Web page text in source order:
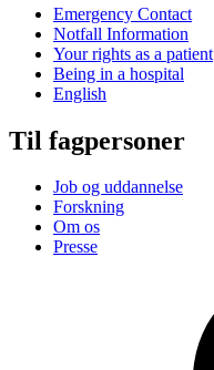
Emergency Contact
Notfall Information
Your rights as a patient
Being in a hospital
English
Til fagpersoner
Job og uddannelse
Forskning
Om os
Presse